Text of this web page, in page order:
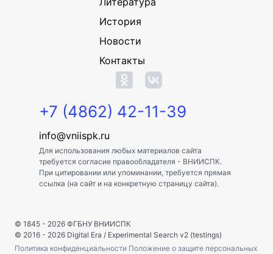
История
Новости
Контакты
+7 (4862) 42-11-39
info@vniispk.ru
Для использования любых материалов сайта
требуется согласие правообладателя - ВНИИСПК.
При цитировании или упоминании, требуется прямая
ссылка (на сайт и на конкретную страницу сайта).
© 1845 - 2026 ФГБНУ ВНИИСПК
© 2016 - 2026 Digital Era / Experimental Search v2 (testings)
Политика конфиденциальности Положение о защите персональных